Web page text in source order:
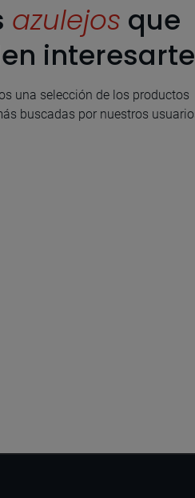
azulejos que
interesarte
una selección de los productos
buscadas por nuestros